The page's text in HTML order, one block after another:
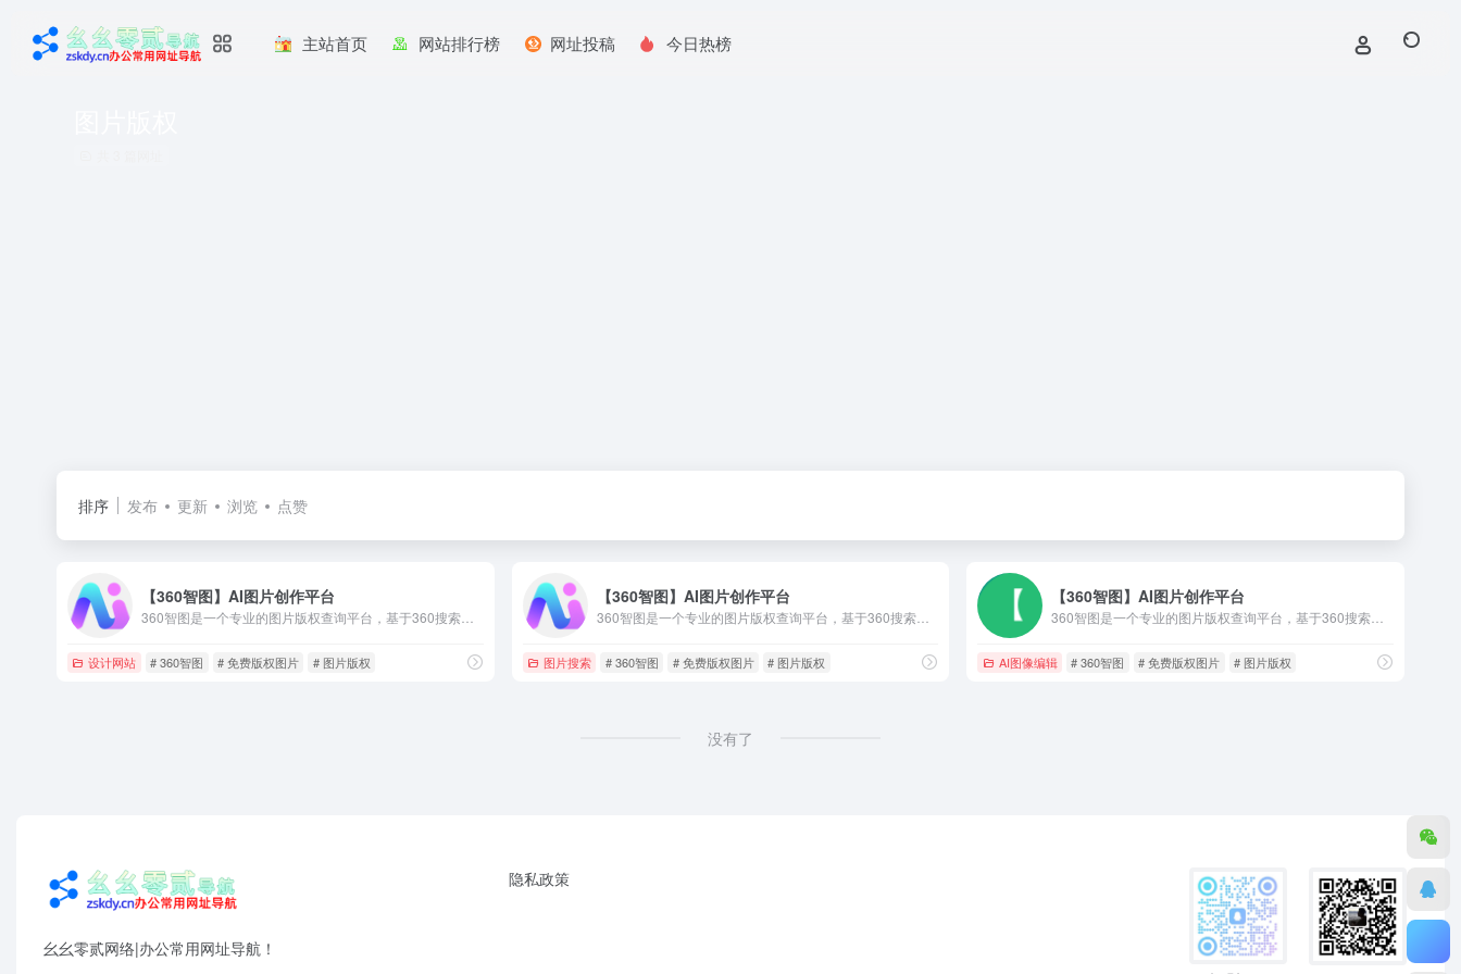
主站首页 网站排行榜 网址投稿 今日热榜
排序 发布 更新 浏览 点赞
【360智图】AI图片创作平台
设计网站 # 360智图 # 免费版权图片 # 图片版权
【360智图】AI图片创作平台
360智图是一个专业的图片版权查询平台，基于360搜索算法和图像AI识别能力，为广大运营、市场、广告、设计师等需要用到配图或者进行设计的用户服务。版权图片数量多，且质量优。平台具有图片版权一键查询、版权图片搜索、相似版权图片推荐、免费版权图供给等服务。
图片搜索 # 360智图 # 免费版权图片 # 图片版权
【360智图】AI图片创作平台
AI图像编辑 # 360智图 # 免费版权图片 # 图片版权
没有了
幺幺零贰网络|办公常用网址导航！
隐私政策